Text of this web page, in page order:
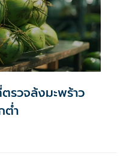
รวจล้งมะพร้าว
ต่ำ